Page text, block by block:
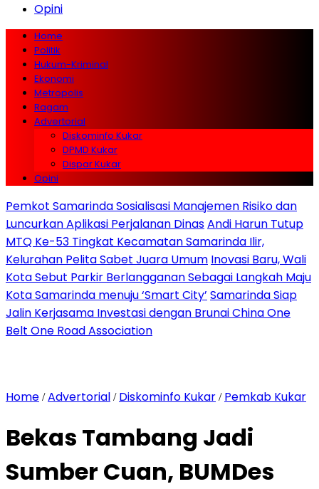
Opini
Home
Politik
Hukum-Kriminal
Ekonomi
Metropolis
Ragam
Advertorial
Diskominfo Kukar
DPMD Kukar
Dispar Kukar
Opini
Pemkot Samarinda Sosialisasi Manajemen Risiko dan
Luncurkan Aplikasi Perjalanan DinasAndi Harun Tutup
MTQ Ke-53 Tingkat Kecamatan Samarinda Ilir,
Kelurahan Pelita Sabet Juara Umum Inovasi Baru, Wali
Kota Sebut Parkir Berlangganan Sebagai Langkah Maju
Kota Samarinda menuju ‘Smart City’ Samarinda Siap
Jalin Kerjasama Investasi dengan Brunai China One
Belt One Road Association
Home /Advertorial / Diskominfo Kukar / Pemkab Kukar
Bekas Tambang Jadi
Sumber Cuan, BUMDes